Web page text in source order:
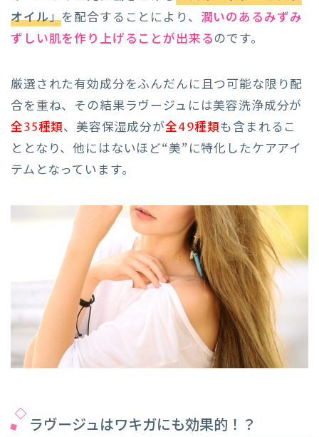
オイル」を配合することにより、 潤いのあるみずみ
ずしい肌を作り上げることが出来るのです。
厳選された有効成分をふんだんに且つ可能な限り配
合を重ね、その結果ラヴージュには美容洗浄成分が
全35種類、美容保湿成分が全49種類も含まれるこ
ととなり、他にはないほど“美”に特化したケアアイ
テムとなっています。
ラヴージュはワキガにも効果的！？